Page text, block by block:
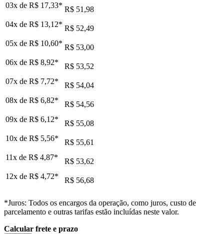
03x de R$ 17,33* R$ 51,98
04x de R$ 13,12* R$ 52,49
05x de R$ 10,60* R$ 53,00
06x de R$ 8,92*
R$ 53,52
07x de R$ 7,72*
R$ 54,04
08x de R$ 6,82*
R$ 54,56
09x de R$ 6,12*
R$ 55,08
10x de R$ 5,56*
R$ 55,61
11x de R$ 4,87*
R$ 53,62
12x de R$ 4,72* R$ 56,68
*Juros: Todos os encargos da operação, como juros, custo de
parcelamento e outras tarifas estão incluídas neste valor.
Calcular frete e prazo